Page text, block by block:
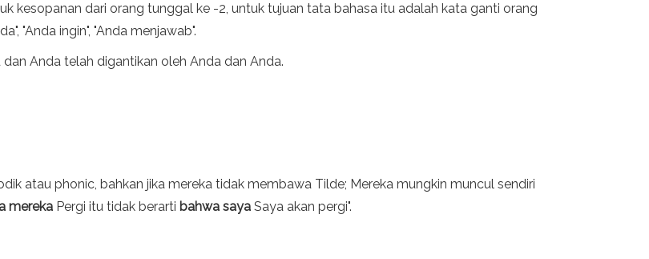
kesopanan dari orang tunggal ke -2, untuk tujuan tata bahasa itu adalah kata ganti orang
"Anda ingin", "Anda menjawab".
Anda telah digantikan oleh Anda dan Anda.
atau phonic, bahkan jika mereka tidak membawa Tilde; Mereka mungkin muncul sendiri
mereka Pergi itu tidak berarti bahwa saya Saya akan pergi".